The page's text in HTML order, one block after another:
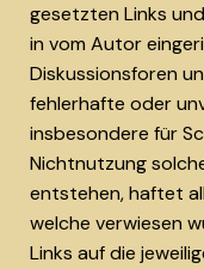
gesetzten Links
in vom Autor
Diskussionsforen
fehlerhafte oder
insbesondere für
Nichtnutzung
entstehen, haftet
welche verwiesen
Links auf die